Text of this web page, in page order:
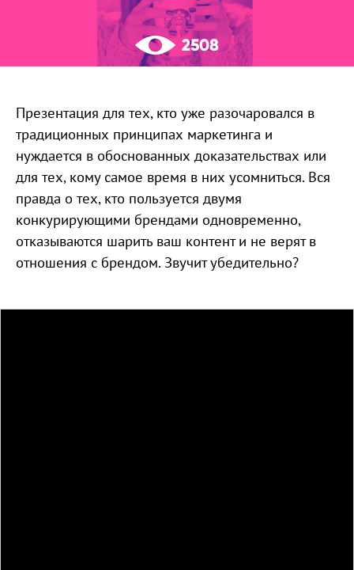
2508
Презентация для тех, кто уже разочаровался в
традиционных принципах маркетинга и
нуждается в обоснованных доказательствах или
для тех, кому самое время в них усомниться. Вся
правда о тех, кто пользуется двумя
конкурирующими брендами одновременно,
отказываются шарить ваш контент и не верят в
отношения с брендом. Звучит убедительно?